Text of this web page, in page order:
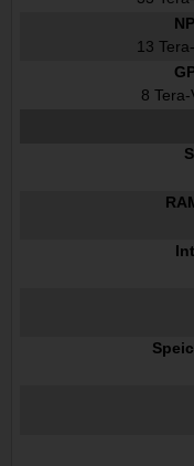
13
8